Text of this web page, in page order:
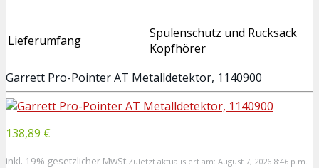
Lieferumfang
Spulenschutz und Rucksack
Kopfhörer
Garrett Pro-Pointer AT Metalldetektor, 1140900
138,89 €
inkl. 19% gesetzlicher MwSt.Zuletzt aktualisiert am: August 7, 2026 8:46 p.m.